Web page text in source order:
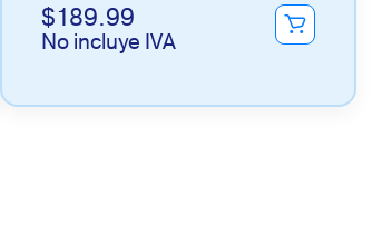
$189.99
No incluye IVA